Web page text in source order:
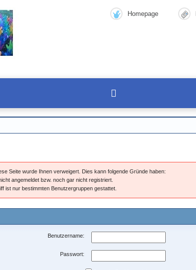
Homepage
Seite wurde Ihnen verweigert. Dies kann folgende Gründe haben:
angemeldet bzw. noch gar nicht registriert.
ist nur bestimmten Benutzergruppen gestattet.
Benutzername:
Passwort: